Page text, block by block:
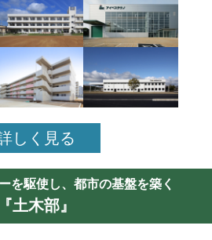
しく見る
を駆使し、都市の基盤を築く
『土木部』